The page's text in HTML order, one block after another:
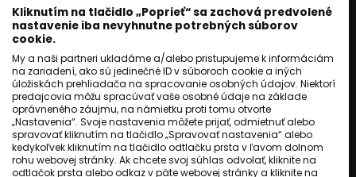
ZAUJÍMAVOSTI
V Auschwitzi sa spojili sily
proti antisemitizmu a
Kliknutím na tlačidlo „Poprieť“ sa zachová predvolené
nastavenie iba nevyhnutne potrebných súborov
cookie.
My a naši partneri ukladáme a/alebo pristupujeme k informáciám
na zariadení, ako sú jedinečné ID v súboroch cookie a iných
úložiskách prehliadača na spracovanie osobných údajov. Niektorí
predajcovia môžu spracúvať vaše osobné údaje na základe
oprávneného záujmu, na námietku proti tomu otvorte
„Nastavenia“. Svoje nastavenia môžete prijať, odmietnuť alebo
spravovať kliknutím na tlačidlo „Spravovať nastavenia“ alebo
kedykoľvek kliknutím na tlačidlo odtlačku prsta v ľavom dolnom
rohu webovej stránky. Ak chcete svoj súhlas odvolať, kliknite na
odtlačok prsta alebo odkaz v päte webovej stránky a kliknite na